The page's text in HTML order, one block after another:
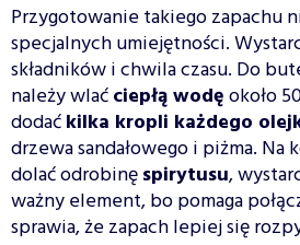
Przygotowanie takiego zapachu
specjalnych umiejętności.
składników i chwila czasu. Do
należy wlaćciepłą wodęokoło
dodaćkilka kropli każdego
drzewa sandałowego i piżma. Na
dolać odrobinęspirytusu,
ważny element, bo pomaga
sprawia, że zapach lepiej się